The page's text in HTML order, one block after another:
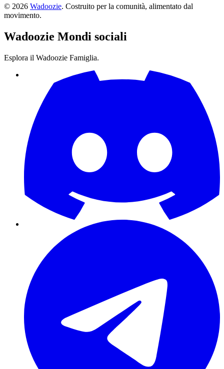
© 2026 Wadoozie. Costruito per la comunità, alimentato dal
movimento.
Wadoozie Mondi sociali
Esplora il Wadoozie Famiglia.